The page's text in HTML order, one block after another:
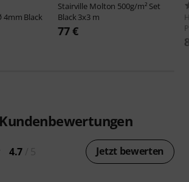
4mm Black
Stairville Molton 500g/m² Set
Black 3x3 m
77 €
Kundenbewertungen
4.7 Jetzt bewerten